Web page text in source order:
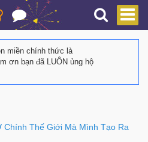
miền chính thức là
ơn bạn đã LUÔN ủng hộ
Chính Thế Giới Mà Mình Tạo Ra